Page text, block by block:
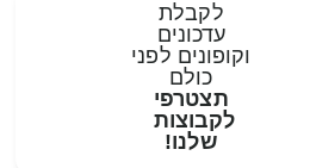
לקבלת
עדכונים
וקופונים לפני
כולם
תצטרפי
לקבוצות
שלנו!